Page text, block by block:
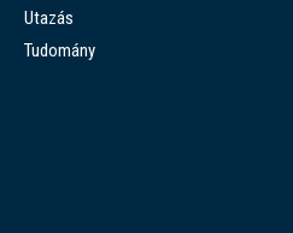
Utazás
Tudomány